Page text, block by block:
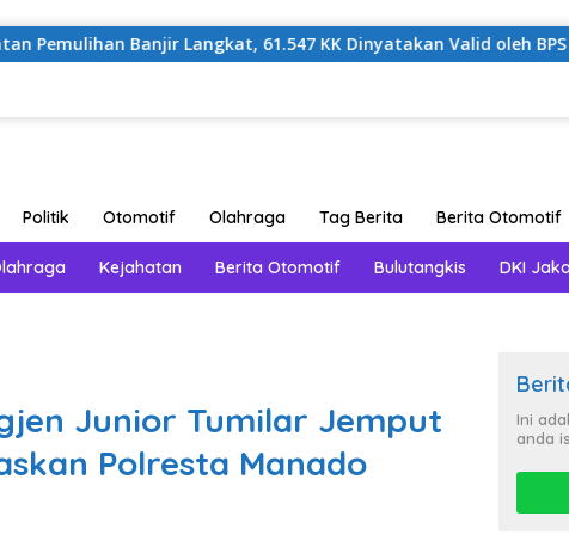
Banjir Langkat, 61.547 KK Dinyatakan Valid oleh BPS
Politik Otomotif Olahraga Tag Berita Berita Otomotif
Kejahatan Berita Otomotif Bulutangkis DKI
Junior Tumilar Jemput
Polresta Manado
Ini
anda